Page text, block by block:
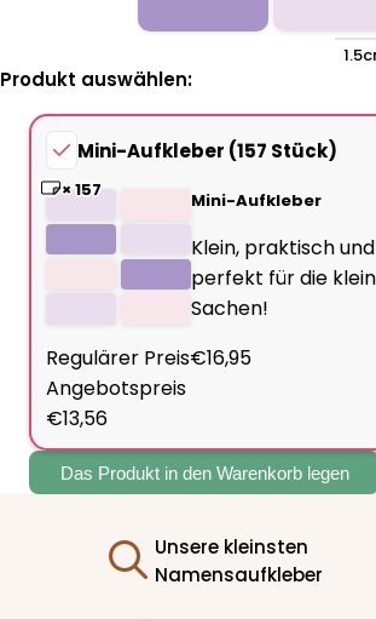
Produkt auswählen:
Mini-Aufkleber (157 Stück)
× 157 Mini-Aufkleber
Klein, praktisch
perfekt für die
Sachen!
Regulärer Preis€16,95
Angebotspreis
€13,56
Das Produkt in den Warenkorb legen
Unsere kleinsten
Namensaufkleber